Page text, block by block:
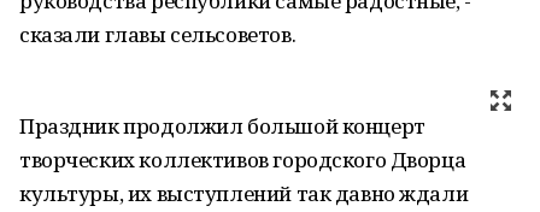
сказали главы сельсоветов.
Праздник продолжил большой концерт
творческих коллективов городского Дворца
культуры, их выступлений так давно ждали